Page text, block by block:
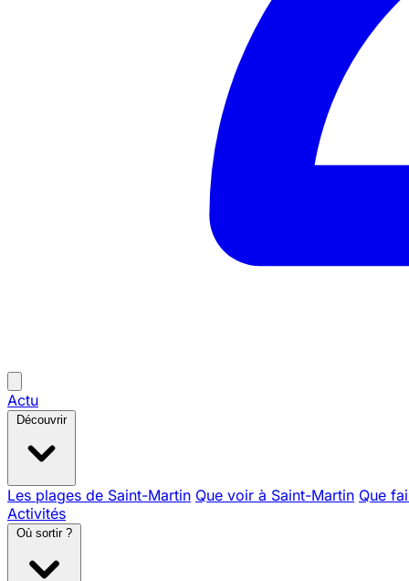
Actu
Découvrir
Les plages de Saint-Martin Que voir à Saint-Martin Que
Activités
Où sortir ?